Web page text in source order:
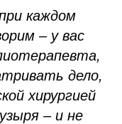
каждом
– у вас
дело,
хирургией
– и не